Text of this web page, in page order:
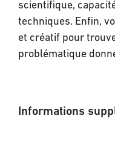
scientifique,
techniques. Enfin,
et créatif pour
problématique
Informations